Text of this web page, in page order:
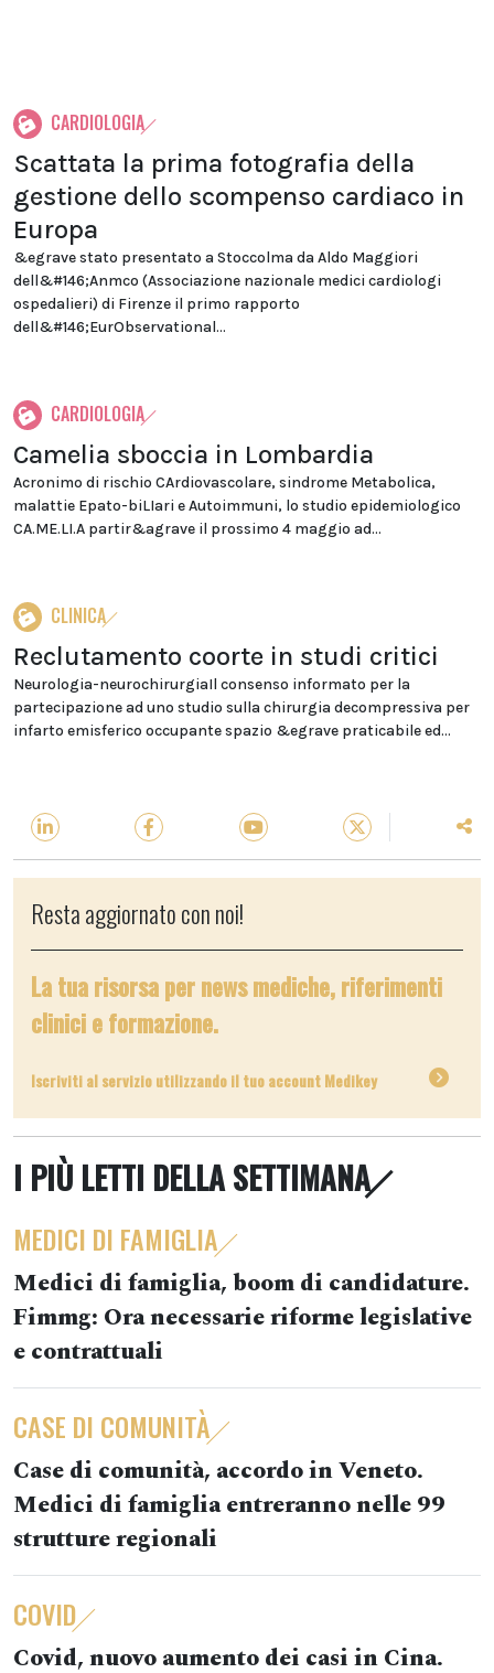
CARDIOLOGIA
Scattata la prima fotografia della
gestione dello scompenso cardiaco in
Europa
&egrave stato presentato a Stoccolma da Aldo Maggiori
dell&#146;Anmco (Associazione nazionale medici cardiologi
ospedalieri) di Firenze il primo rapporto
dell&#146;EurObservational...
CARDIOLOGIA
Camelia sboccia in Lombardia
Acronimo di rischio CArdiovascolare, sindrome Metabolica,
malattie Epato-biLIari e Autoimmuni, lo studio epidemiologico
CA.ME.LI.A partir&agrave il prossimo 4 maggio ad...
CLINICA
Reclutamento coorte in studi critici
Neurologia-neurochirurgiaIl consenso informato per la
partecipazione ad uno studio sulla chirurgia decompressiva per
infarto emisferico occupante spazio &egrave praticabile ed...
Resta aggiornato con noi!
La tua risorsa per news mediche, riferimenti
clinici e formazione.
Iscriviti al servizio utilizzando il tuo account Medikey
I PIÙ LETTI DELLA SETTIMANA
MEDICI DI FAMIGLIA
Medici di famiglia, boom di candidature.
Fimmg: Ora necessarie riforme legislative
e contrattuali
CASE DI COMUNITÀ
Case di comunità, accordo in Veneto.
Medici di famiglia entreranno nelle 99
strutture regionali
COVID
Covid, nuovo aumento dei casi in Cina.